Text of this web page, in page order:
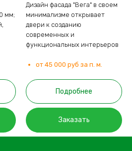
мм;
Дизайн фасада "Вега" в своем
минимализме открывает
двери к созданию
современных и
функциональных интерьеров
от 45 000 руб за п. м.
Подробнее
Заказать